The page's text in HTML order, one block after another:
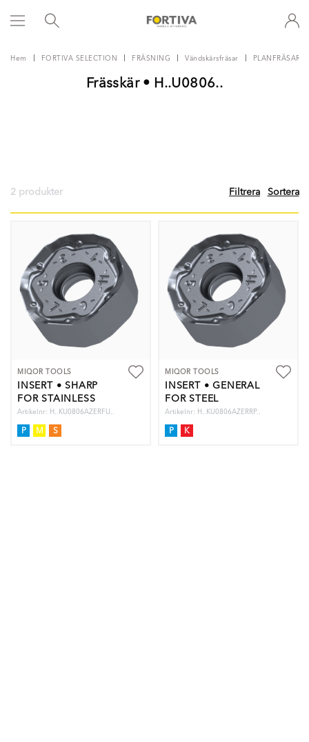
Hem FORTIVA SELECTION FRÄSNING Vändskärsfräsar PLANFRÄSAR
Frässkär • H..U0806..
2 produkter Filtrera Sortera
MIQOR TOOLS
INSERT • SHARP
FOR STAINLESS
STEEL
Artikelnr: H..KU0806AZERFU..
P M S
MIQOR TOOLS
INSERT • GENERAL
FOR STEEL
Artikelnr: H..KU0806AZERRP..
P K